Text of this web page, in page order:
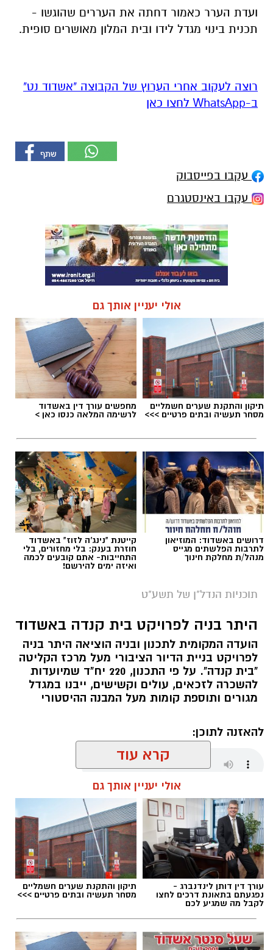
ועדת הערר כאמור דחתה את העררים שהוגשו -
תכנית בינוי מגדל לידו ובית המלון מאושרים סופית.
רוצה לעקוב אחרי הערוץ של הקבוצה "אשדוד נט"
ב-WhatsApp לחצו כאן
עקבו בפייסבוק
עקבו באינסטגרם
אולי יעניין אותך גם
תיקון והתקנת שערים חשמליים
מסחר תעשיה ובתים פרטיים >>>
מחפשים עורך דין באשדוד
לרשימה המלאה כנסו כאן >
דרושים באשדוד: המוזיאון
לתרבות הפלשתים מגייס
מנהל/ת מחלקת חינוך
קייטנת "נינג'ה לזוז" באשדוד
חוזרת בענק: בלי מחזורים, בלי
התחייבות- אתם קובעים לכמה
ואיזה ימים להירשם!
תוכניות הנדל"ן של תשע"ט
היתר בניה לפרויקט בית קנדה באשדוד
הועדה המקומית לתכנון ובניה הוציאה היתר בניה
לפרויקט בניית הדיור הציבורי מעל מרכז הקליטה
"בית קנדה". על פי התכנון, 220 יח"ד שמיועדות
להשכרה לזכאים, עולים וקשישים, ייבנו במגדל
מגורים ותוספת קומות מעל המבנה ההיסטורי
להאזנה לתוכן:
מנהל האתר / 17:52 26.09.19
תגים: דיור
קרא עוד
אולי יעניין אותך גם
עורך דין דותן לינדנברג -
נפגעתם בתאונת דרכים לחצו
לקבל מה שמגיע לכם
תיקון והתקנת שערים חשמליים
מסחר תעשיה ובתים פרטיים >>>